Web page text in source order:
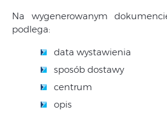
Na wygenerowanym
podlega:
data wystawienia
sposób dostawy
centrum
opis